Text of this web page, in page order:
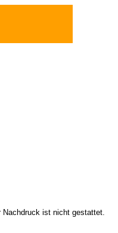
Nachdruck ist nicht gestattet.